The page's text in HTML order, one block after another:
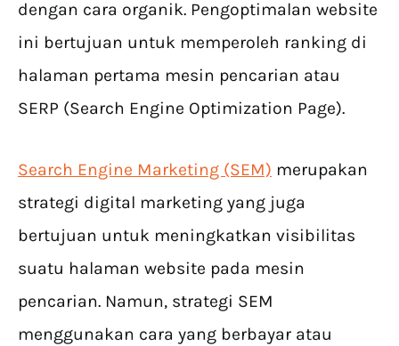
dengan cara organik. Pengoptimalan website
ini bertujuan untuk memperoleh ranking di
halaman pertama mesin pencarian atau
SERP (Search Engine Optimization Page).
Search Engine Marketing (SEM) merupakan
strategi digital marketing yang juga
bertujuan untuk meningkatkan visibilitas
suatu halaman website pada mesin
pencarian. Namun, strategi SEM
menggunakan cara yang berbayar atau